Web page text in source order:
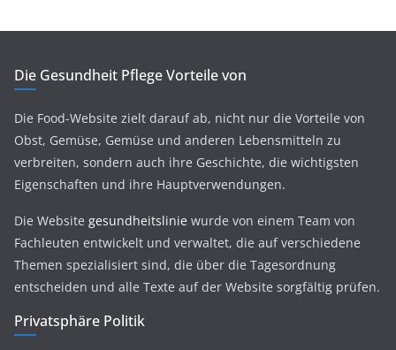
Die Gesundheit Pflege Vorteile von
Die Food-Website zielt darauf ab, nicht nur die Vorteile von
Obst, Gemüse, Gemüse und anderen Lebensmitteln zu
verbreiten, sondern auch ihre Geschichte, die wichtigsten
Eigenschaften und ihre Hauptverwendungen.
Die Website gesundheitslinie wurde von einem Team von
Fachleuten entwickelt und verwaltet, die auf verschiedene
Themen spezialisiert sind, die über die Tagesordnung
entscheiden und alle Texte auf der Website sorgfältig prüfen.
Privatsphäre Politik